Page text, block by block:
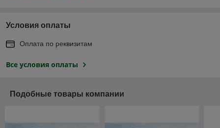
Условия оплаты
Оплата по реквизитам
Все условия оплаты
Подобные товары компании